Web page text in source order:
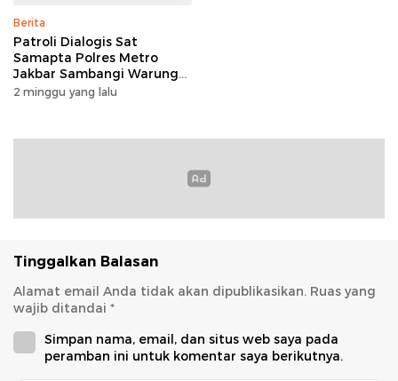
Berita
Patroli Dialogis Sat
Samapta Polres Metro
Jakbar Sambangi Warung
Warga, Pererat Kedekatan
2 minggu yang lalu
Tinggalkan Balasan
Alamat email Anda tidak akan dipublikasikan. Ruas yang
wajib ditandai *
Simpan nama, email, dan situs web saya pada
peramban ini untuk komentar saya berikutnya.